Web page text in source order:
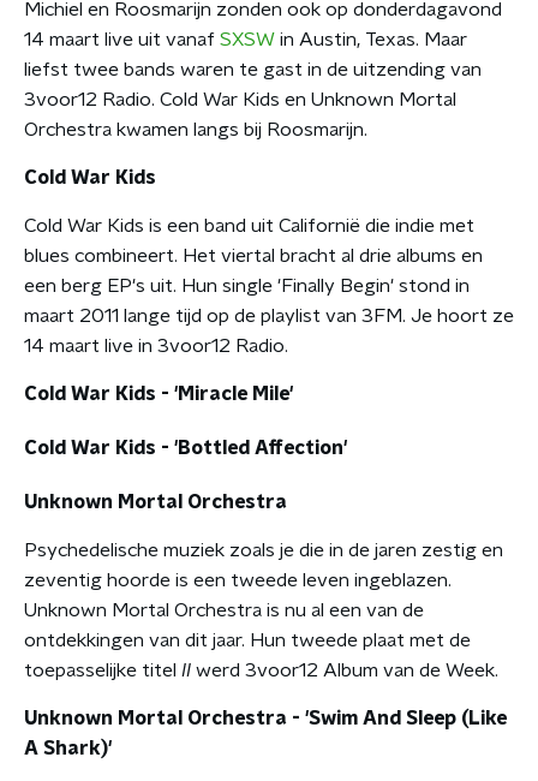
Michiel en Roosmarijn zonden ook op donderdagavond
14 maart live uit vanaf SXSW in Austin, Texas. Maar
liefst twee bands waren te gast in de uitzending van
3voor12 Radio. Cold War Kids en Unknown Mortal
Orchestra kwamen langs bij Roosmarijn.
Cold War Kids
Cold War Kids is een band uit Californië die indie met
blues combineert. Het viertal bracht al drie albums en
een berg EP's uit. Hun single 'Finally Begin' stond in
maart 2011 lange tijd op de playlist van 3FM. Je hoort ze
14 maart live in 3voor12 Radio.
Cold War Kids - 'Miracle Mile'
Cold War Kids - 'Bottled Affection'
Unknown Mortal Orchestra
Psychedelische muziek zoals je die in de jaren zestig en
zeventig hoorde is een tweede leven ingeblazen.
Unknown Mortal Orchestra is nu al een van de
ontdekkingen van dit jaar. Hun tweede plaat met de
toepasselijke titel II werd 3voor12 Album van de Week.
Unknown Mortal Orchestra - 'Swim And Sleep (Like
A Shark)'